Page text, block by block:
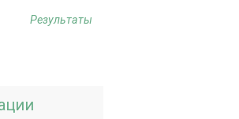
Результаты